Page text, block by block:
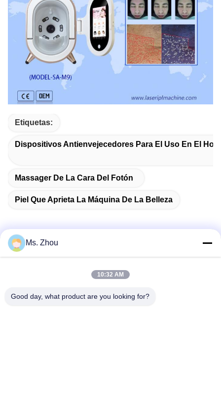
Etiquetas:
Dispositivos Antienvejecedores Para El Uso En El
Massager De La Cara Del Fotón
Piel Que Aprieta La Máquina De La Belleza
Camino de No.58 Dazhuang, calle de TianGongYuan,
Ms. Zhou
10:32 AM
Good day, what product are you looking for?